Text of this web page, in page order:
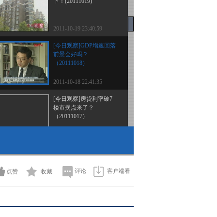
2011-10-19 23:40:59
[今日观察]GDP增速回落
前景会好吗？
（20111018）
2011-10-18 22:41:35
[今日观察]房贷利率破7
楼市拐点来了？
（20111017）
2011-10-13 22:45:29
[今日观察]汇率战升级 没
点赞 收藏 评论 客户端看